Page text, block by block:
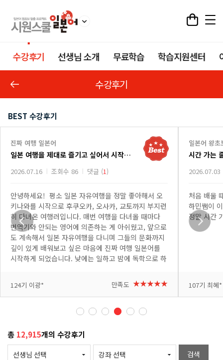
수강후기 선생님 소개 무료학습 학습지원센터
수강후기
BEST 수강후기
진짜 여행 일본어
일본 여행을 제대로 즐기고 싶어서 시작한 진짜 여행 일본어 강의
2026.07.16 조회수 86 댓글 (1)
안녕하세요! 평소 일본 자유여행을 정말 좋아해서 오
키나와를 시작으로 후쿠오카, 오사카, 교토까지 부지런
히 다녀온 여행러입니다. 매번 여행을 다녀올 때마다
번역기와 안되는 영어에 의존하는 게 아쉬웠고, 앞으로
도 계속해서 일본 자유여행을 다니며 그들의 문화까지
깊이 있게 배워보고 싶은 마음에 진짜 여행 일본어를
시작하게 되었습니다. 낮에는 일하고 밤에 독학으로 하
생님이 쉽고 재미있게 가르쳐 주셔서 배울수록 흥미가
붙고 있습니다. 다음 여행에서 꼭 써봐야지 하는 표현
이 나올 때마다 메모도 하고 복습도 하고 있습니다. 반
복해서 제 것으로 만들고 싶고, 시간도 아쉽지만 여러
고 있습니다. 열심히 공부해서 다음 일본 여행은 직접
소통하는 완벽한 자유여행으로 만들어 보겠습니다. 좋
은 강의 감사합니다!
124기 이광* 만족도 ★★★★★
일본어 왕
시간 가는
2026.07.03
처음 배울
하민쌤이
정말 시간
107기 최혜*
총 12,915개의 수강후기
검색